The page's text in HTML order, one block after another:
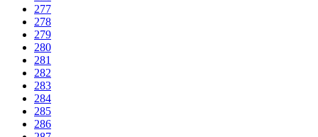
277
278
279
280
281
282
283
284
285
286